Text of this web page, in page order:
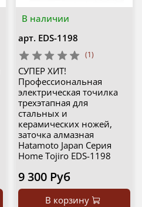
В наличии
арт. EDS-1198
(1)
СУПЕР ХИТ!
Профессиональная
электрическая точилка
трехэтапная для
стальных и
керамических ножей,
заточка алмазная
Hatamoto Japan Серия
Home Tojiro EDS-1198
9 300 Руб
В корзину